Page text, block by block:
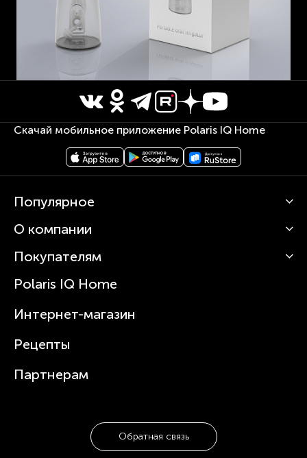
Скачай мобильное приложение Polaris IQ Home
Популярное
Кофемашины
Вертикальные пылесосы
Зубные щетки и ирригаторы
Увлажнители
Посуда
О компании
О Polaris
Статьи
Покупателям
Сервисные центры
Где купить
Polaris IQ Home
Интернет-магазин
Рецепты
Партнерам
Обратная связь